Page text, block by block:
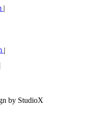
|
|
by StudioX